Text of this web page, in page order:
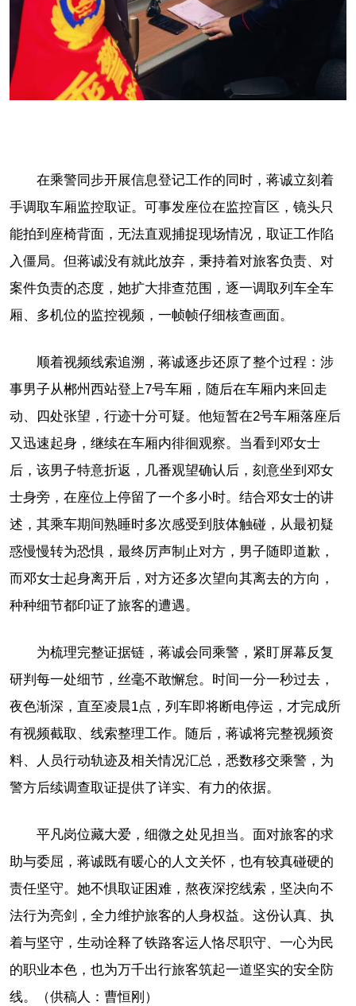
在乘警同步开展信息登记工作的同时，蒋诚立刻着
手调取车厢监控取证。可事发座位在监控盲区，镜头只
能拍到座椅背面，无法直观捕捉现场情况，取证工作陷
入僵局。但蒋诚没有就此放弃，秉持着对旅客负责、对
案件负责的态度，她扩大排查范围，逐一调取列车全车
厢、多机位的监控视频，一帧帧仔细核查画面。
顺着视频线索追溯，蒋诚逐步还原了整个过程：涉
事男子从郴州西站登上7号车厢，随后在车厢内来回走
动、四处张望，行迹十分可疑。他短暂在2号车厢落座后
又迅速起身，继续在车厢内徘徊观察。当看到邓女士
后，该男子特意折返，几番观望确认后，刻意坐到邓女
士身旁，在座位上停留了一个多小时。结合邓女士的讲
述，其乘车期间熟睡时多次感受到肢体触碰，从最初疑
惑慢慢转为恐惧，最终厉声制止对方，男子随即道歉，
而邓女士起身离开后，对方还多次望向其离去的方向，
种种细节都印证了旅客的遭遇。
为梳理完整证据链，蒋诚会同乘警，紧盯屏幕反复
研判每一处细节，丝毫不敢懈怠。时间一分一秒过去，
夜色渐深，直至凌晨1点，列车即将断电停运，才完成所
有视频截取、线索整理工作。随后，蒋诚将完整视频资
料、人员行动轨迹及相关情况汇总，悉数移交乘警，为
警方后续调查取证提供了详实、有力的依据。
平凡岗位藏大爱，细微之处见担当。面对旅客的求
助与委屈，蒋诚既有暖心的人文关怀，也有较真碰硬的
责任坚守。她不惧取证困难，熬夜深挖线索，坚决向不
法行为亮剑，全力维护旅客的人身权益。这份认真、执
着与坚守，生动诠释了铁路客运人恪尽职守、一心为民
的职业本色，也为万千出行旅客筑起一道坚实的安全防
线。（供稿人：曹恒刚）